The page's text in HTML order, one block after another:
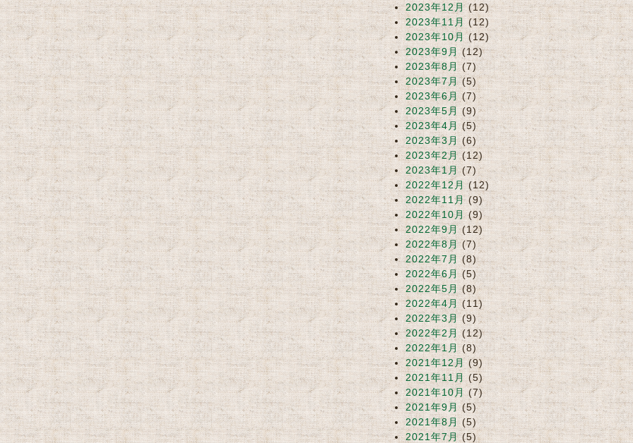
2023年12月(12)
2023年11月 (12)
2023年10月 (12)
2023年9月(12)
2023年8月(7)
2023年7月(5)
2023年6月(7)
2023年5月 (9)
2023年4月(5)
2023年3月(6)
2023年2月(12)
2023年1月(7)
2022年12月 (12)
2022年11月(9)
2022年10月(9)
2022年9月(12)
2022年8月(7)
2022年7月 (8)
2022年6月(5)
2022年5月 (8)
2022年4月 (11)
2022年3月 (9)
2022年2月(12)
2022年1月(8)
2021年12月(9)
2021年11月 (5)
2021年10月 (7)
2021年9月(5)
2021年8月(5)
2021年7月(5)